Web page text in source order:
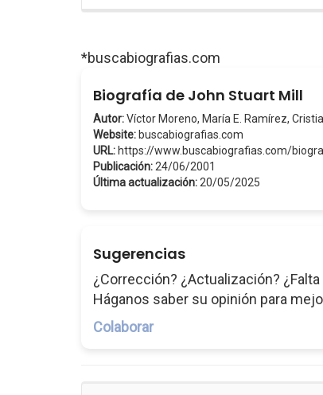
*buscabiografias.com
Biografía de John Stuart Mill
Autor:Víctor Moreno, María E. Ramírez,
Website: buscabiografias.com
URL: https://www.buscabiografias.com/
Publicación: 24/06/2001
Última actualización: 20/05/2025
Sugerencias
¿Corrección? ¿Actualización? ¿Falta
Háganos saber su opinión para
Colaborar